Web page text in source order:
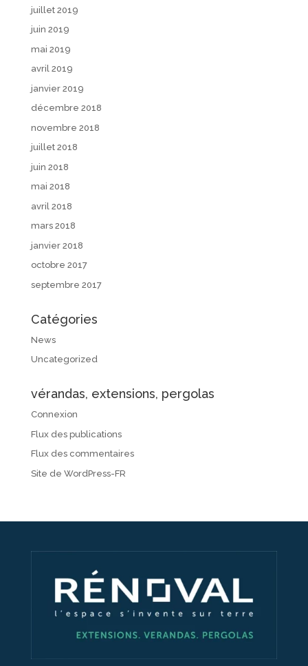
juillet 2019
juin 2019
mai 2019
avril 2019
janvier 2019
décembre 2018
novembre 2018
juillet 2018
juin 2018
mai 2018
avril 2018
mars 2018
janvier 2018
octobre 2017
septembre 2017
Catégories
News
Uncategorized
vérandas, extensions, pergolas
Connexion
Flux des publications
Flux des commentaires
Site de WordPress-FR